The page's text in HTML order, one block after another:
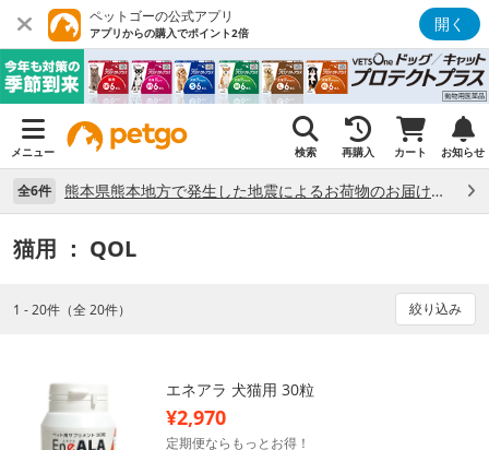
ペットゴーの公式アプリ
アプリからの購入でポイント2倍 開く
メニュー 検索 再購入 カート お知らせ
全6件 熊本県熊本地方で発生した地震によるお荷物のお届け状況について （7/28）
猫用 ： QOL
1 - 20件（全 20件） 絞り込み
エネアラ 犬猫用 30粒
¥2,970
定期便ならもっとお得！